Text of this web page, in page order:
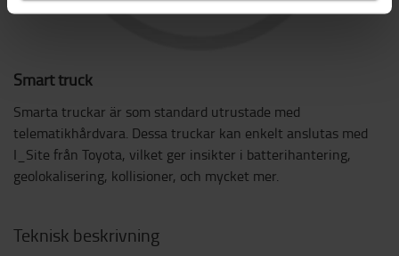
Smart truck
Smarta truckar är som standard utrustade med
telematikhårdvara. Dessa truckar kan enkelt anslutas med
I_Site från Toyota, vilket ger insikter i batterihantering,
geolokalisering, kollisioner, och mycket mer.
Teknisk beskrivning